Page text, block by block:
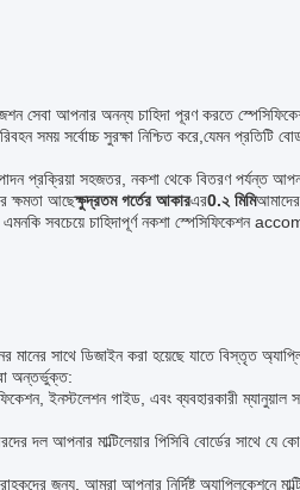
সেবা আপনার অনন্য চাহিদা পূরণ করতে
সময় সর্বোচ্চ সুরক্ষা নিশ্চিত করে,যেমন
প্রক্রিয়া সহজতর, নকশা থেকে বিতরণ পর্যন্ত
ক্ষমতা আছেক্ষুদ্রতম গর্তের আকারএর0.২ মিমি
, এমনকি সবচেয়ে চাহিদাপূর্ণ নকশা স্পেসিফিকেশন
মানের সাথে ডিজাইন করা হয়েছে যাতে বিস্তৃত
অন্তর্ভুক্ত:
ইনস্টলেশন গাইড, এবং ব্যবহারকারী
দল আপনার মাল্টিলেয়ার পিসিবি বোর্ডের সাথে
জন্য, আমরা আপনার নির্দিষ্ট অ্যাপ্লিকেশনে